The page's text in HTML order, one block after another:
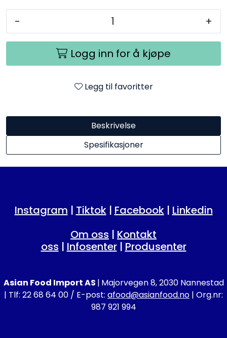
- +
Logg inn for å kjøpe
Legg til favoritter
Beskrivelse
Spesifikasjoner
Instagram | Tiktok| Facebook| Linkedin
Om oss | Kontakt
oss | Infosenter| Produsenter
Asian Food Import AS | Majorvegen 8, 2030 Nannestad
| Tlf: 22 68 64 00 / E-post: afood@asianfood.no | Org.nr:
987 921 994